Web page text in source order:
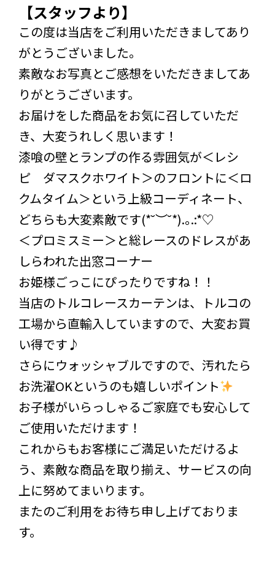
【スタッフより】
この度は当店をご利用いただきましてあり
がとうございました。
素敵なお写真とご感想をいただきましてあ
りがとうございます。
お届けをした商品をお気に召していただ
き、大変うれしく思います！
漆喰の壁とランプの作る雰囲気が＜レシ
ピ ダマスクホワイト＞のフロントに＜ロ
クムタイム＞という上級コーディネート、
どちらも大変素敵です(*˘︶˘*).｡.:*♡
＜プロミスミー＞と総レースのドレスがあ
しらわれた出窓コーナー
お姫様ごっこにぴったりですね！！
当店のトルコレースカーテンは、トルコの
工場から直輸入していますので、大変お買
い得です♪
さらにウォッシャブルですので、汚れたら
お洗濯OKというのも嬉しいポイント
お子様がいらっしゃるご家庭でも安心して
ご使用いただけます！
これからもお客様にご満足いただけるよ
う、素敵な商品を取り揃え、サービスの向
上に努めてまいります。
またのご利用をお待ち申し上げておりま
す。